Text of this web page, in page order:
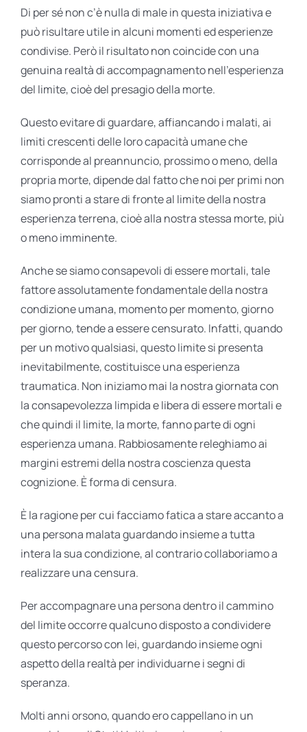
Di per sé non c’è nulla di male in questa iniziativa e
può risultare utile in alcuni momenti ed esperienze
condivise. Però il risultato non coincide con una
genuina realtà di accompagnamento nell’esperienza
del limite, cioè del presagio della morte.
Questo evitare di guardare, affiancando i malati, ai
limiti crescenti delle loro capacità umane che
corrisponde al preannuncio, prossimo o meno, della
propria morte, dipende dal fatto che noi per primi non
siamo pronti a stare di fronte al limite della nostra
esperienza terrena, cioè alla nostra stessa morte, più
o meno imminente.
Anche se siamo consapevoli di essere mortali, tale
fattore assolutamente fondamentale della nostra
condizione umana, momento per momento, giorno
per giorno, tende a essere censurato. Infatti, quando
per un motivo qualsiasi, questo limite si presenta
inevitabilmente, costituisce una esperienza
traumatica. Non iniziamo mai la nostra giornata con
la consapevolezza limpida e libera di essere mortali e
che quindi il limite, la morte, fanno parte di ogni
esperienza umana. Rabbiosamente releghiamo ai
margini estremi della nostra coscienza questa
cognizione. È forma di censura.
È la ragione per cui facciamo fatica a stare accanto a
una persona malata guardando insieme a tutta
intera la sua condizione, al contrario collaboriamo a
realizzare una censura.
Per accompagnare una persona dentro il cammino
del limite occorre qualcuno disposto a condividere
questo percorso con lei, guardando insieme ogni
aspetto della realtà per individuarne i segni di
speranza.
Molti anni orsono, quando ero cappellano in un